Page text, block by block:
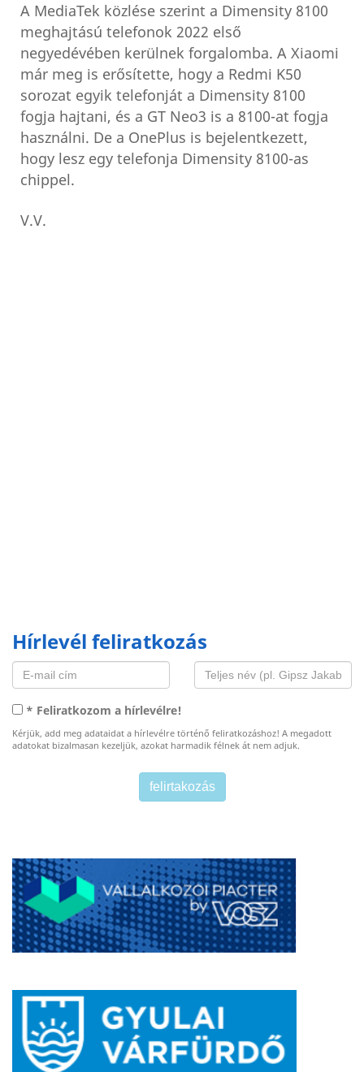
A MediaTek közlése szerint a Dimensity 8100
meghajtású telefonok 2022 első
negyedévében kerülnek forgalomba. A Xiaomi
már meg is erősítette, hogy a Redmi K50
sorozat egyik telefonját a Dimensity 8100
fogja hajtani, és a GT Neo3 is a 8100-at fogja
használni. De a OnePlus is bejelentkezett,
hogy lesz egy telefonja Dimensity 8100-as
chippel.
V.V.
Hírlevél feliratkozás
* Feliratkozom a hírlevélre!
Kérjük, add meg adataidat a hírlevélre történő feliratkozáshoz! A megadott
adatokat bizalmasan kezeljük, azokat harmadik félnek át nem adjuk.